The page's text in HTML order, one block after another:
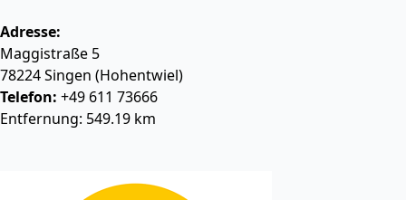
Adresse:
Maggistraße 5
78224Singen (Hohentwiel)
Telefon: +49 611 73666
Entfernung: 549.19 km